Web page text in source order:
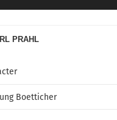
PRAHL
Boetticher